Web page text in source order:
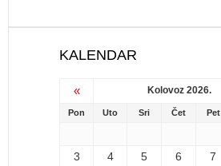
KALENDAR
« Kolovoz 2026.
Pon Uto Sri Čet Pet
3
4 5 6 7